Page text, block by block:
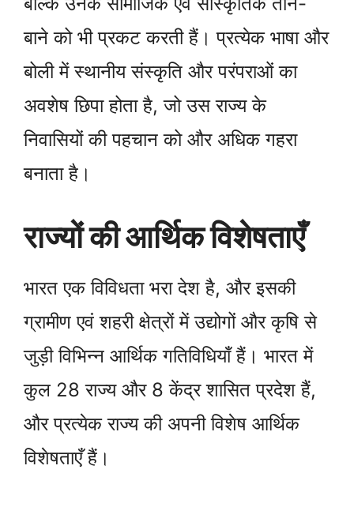
बाने को भी प्रकट करती हैं। प्रत्येक भाषा और
बोली में स्थानीय संस्कृति और परंपराओं का
अवशेष छिपा होता है, जो उस राज्य के
निवासियों की पहचान को और अधिक गहरा
बनाता है।
राज्यों की आर्थिक विशेषताएँ
भारत एक विविधता भरा देश है, और इसकी
ग्रामीण एवं शहरी क्षेत्रों में उद्योगों और कृषि से
जुड़ी विभिन्न आर्थिक गतिविधियाँ हैं। भारत में
कुल 28 राज्य और 8 केंद्र शासित प्रदेश हैं,
और प्रत्येक राज्य की अपनी विशेष आर्थिक
विशेषताएँ हैं।